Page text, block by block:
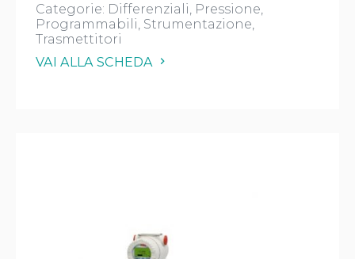
Categorie: Differenziali Pressione
Programmabili Strumentazione
Trasmettitori
VAI ALLA SCHEDA